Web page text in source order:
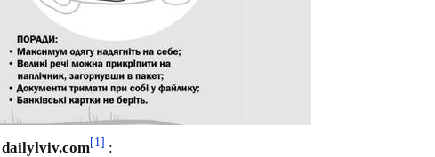
dailylviv.com[1] :